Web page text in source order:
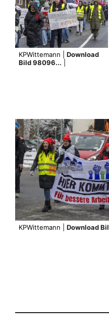
KPWittemann | Download
Bild 98096...
KPWittemann | Download